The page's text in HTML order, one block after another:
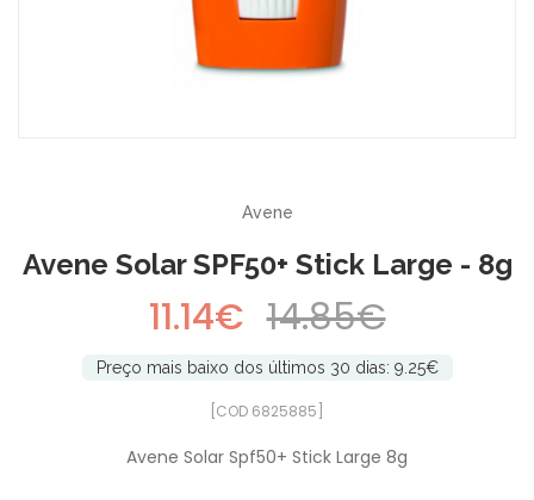
Avene
Avene Solar SPF50+ Stick Large - 8g
11.14€ 14.85€
Preço mais baixo dos últimos 30 dias: 9.25€
[COD 6825885]
Avene Solar Spf50+ Stick Large 8g